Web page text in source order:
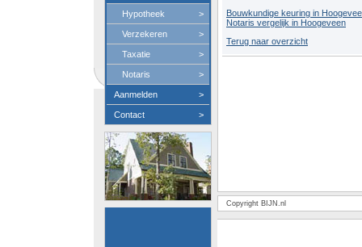
Hypotheek >
Verzekeren >
Taxatie >
Notaris >
Aanmelden >
Contact >
Bouwkundige keuring in
Notaris vergelijk in Hoogeveen
Terug naar overzicht
Copyright BIJN.nl